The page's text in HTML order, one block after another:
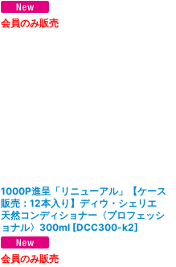
会員のみ販売
1000P進呈「リニューアル」【ケース
販売：12本入り】ディウ・シェリエ
天然コンディショナー〈プロフェッシ
ョナル〉300ml [DCC300-k2]
会員のみ販売